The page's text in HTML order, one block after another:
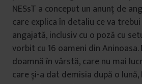
NESsT a conceput un anunț de
care explica în detaliu ce va
angajată, inclusiv cu o poză cu
vorbit cu 16 oameni din
doamnă în vârstă, care nu mai
care și-a dat demisia după o